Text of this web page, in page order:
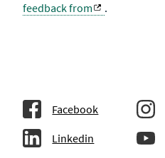
feedback from
.
Facebook
Linkedin